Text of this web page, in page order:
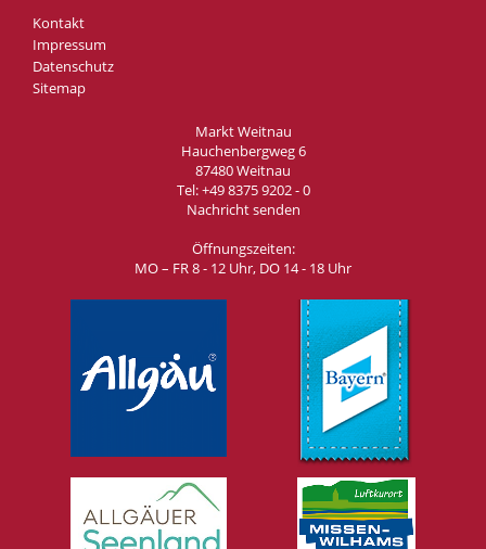
Kontakt
Impressum
Datenschutz
Sitemap
Markt Weitnau
Hauchenbergweg 6
87480 Weitnau
Tel:+49 8375 9202 - 0
Nachricht senden
Öffnungszeiten:
MO – FR 8 - 12 Uhr, DO 14 - 18 Uhr